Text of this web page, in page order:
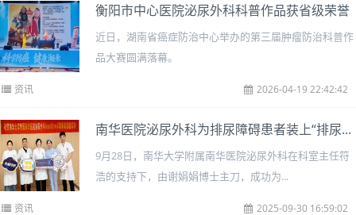
衡阳市中心医院泌尿外科科普作品获省级荣誉
近日，湖南省癌症防治中心举办的第三届肿瘤防治科普作
品大赛圆满落幕。
资讯 2026-04-19 22:42:42
南华医院泌尿外科为排尿障碍患者装上“排尿...
9月28日，南华大学附属南华医院泌尿外科在科室主任符
浩的支持下，由谢娟娟博士主刀，成功为...
资讯 2025-09-30 16:59:02